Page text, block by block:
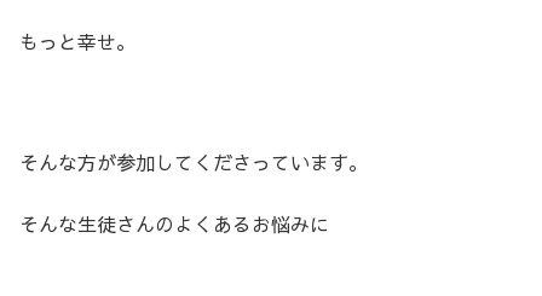
もっと幸せ。
そんな方が参加してくださっています。
そんな生徒さんのよくあるお悩みに